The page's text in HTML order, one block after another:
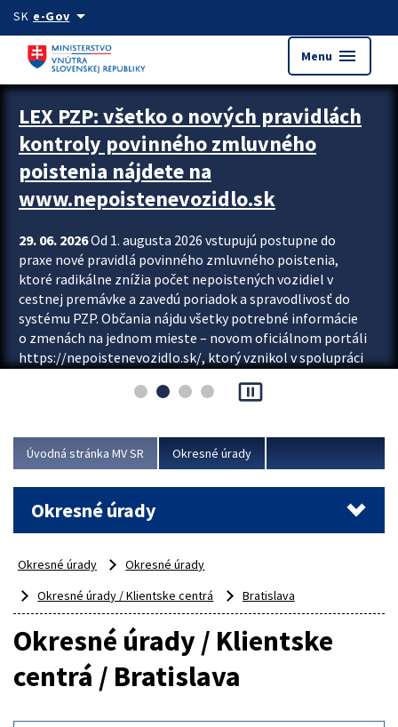
Preskocit na hlavný obsah
SK e-Govarrow_drop_down
Menu menu
Zastavit automatický posun upútavok
LEX PZP: všetko o nových pravidlách
kontroly povinného zmluvného
poistenia nájdete na
www.nepoistenevozidlo.sk
29. 06. 2026Od 1. augusta 2026 vstupujú postupne do
praxe nové pravidlá povinného zmluvného poistenia,
ktoré radikálne znížia počet nepoistených vozidiel v
cestnej premávke a zavedú poriadok a spravodlivosť do
systému PZP. Občania nájdu všetky potrebné informácie
o zmenách na jednom mieste – novom oficiálnom portáli
https://nepoistenevozidlo.sk/, ktorý vznikol v spolupráci
asociácie poisťovní (SLASPO) a Ministerstva vnútra SR.
Viac
pause_presentation
Úvodná stránka MV SR Okresné úrady
Okresné úrady
Okresné úrady
Okresné úrady
Okresné úrady / Klientske centrá
Bratislava
Okresné úrady / Klientske
centrá / Bratislava